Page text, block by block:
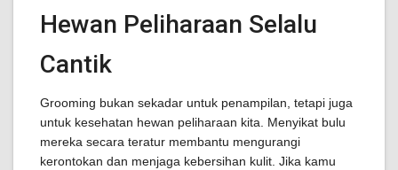
Hewan Peliharaan Selalu
Cantik
Grooming bukan sekadar untuk penampilan, tetapi juga
untuk kesehatan hewan peliharaan kita. Menyikat bulu
mereka secara teratur membantu mengurangi
kerontokan dan menjaga kebersihan kulit. Jika kamu